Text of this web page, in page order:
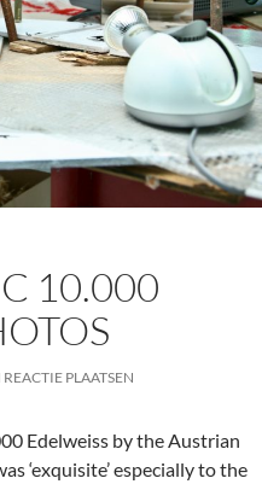
10.000
REACTIE PLAATSEN
Edelweiss by the Austrian
‘exquisite’ especially to the